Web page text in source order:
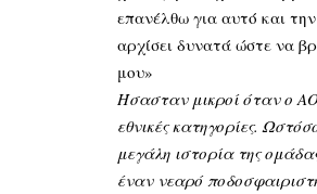
επανέλθω για αυτό και
αρχίσει δυνατά ώστε να
μου»
Ήσασταν μικροί όταν ο
εθνικές κατηγορίες.
μεγάλη ιστορία της
έναν νεαρό